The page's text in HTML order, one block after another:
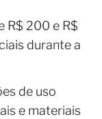
R$ 200 e R$
durante a
de uso
e materiais